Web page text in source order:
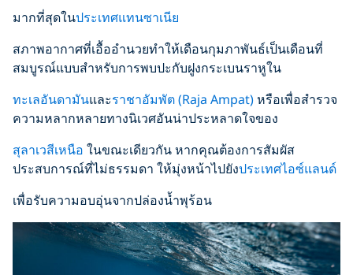
มากที่สุดในประเทศแทนซาเนีย
สภาพอากาศที่เอื้ออำนวยทำให้เดือนกุมภาพันธ์เป็นเดือนที่
สมบูรณ์แบบสำหรับการพบปะกับฝูงกระเบนราหูใน
ทะเลอันดามันและราชาอัมพัต (Raja Ampat)หรือเพื่อสำรวจ
ความหลากหลายทางนิเวศอันน่าประหลาดใจของ
สุลาเวสีเหนือ ในขณะเดียวกัน หากคุณต้องการสัมผัส
ประสบการณ์ที่ไม่ธรรมดา ให้มุ่งหน้าไปยังประเทศไอซ์แลนด์
เพื่อรับความอบอุ่นจากปล่องน้ำพุร้อน